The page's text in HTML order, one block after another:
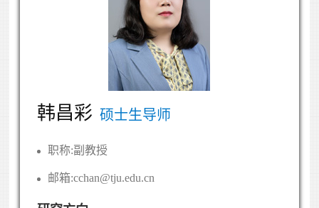
韩昌彩 硕士生导师
职称:副教授
邮箱:cchan@tju.edu.cn